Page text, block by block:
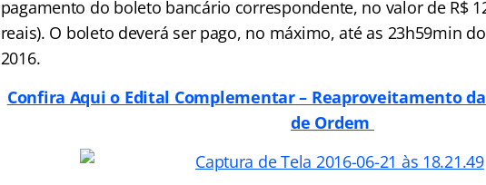
pagamento do boleto bancário correspondente, no valor de R$
reais). O boleto deverá ser pago, no máximo, até as 23h59min
2016.
Confira Aqui o Edital Complementar – Reaproveitamento da
de Ordem